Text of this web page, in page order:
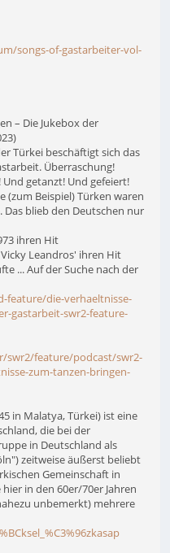
songs-of-gastarbeiter-vol-
– Die Jukebox der
Türkei beschäftigt sich das
Überraschung!
getanzt! Und gefeiert!
Beispiel) Türken waren
blieb den Deutschen nur
ihren Hit
Leandros' ihren Hit
... Auf der Suche nach der
die-verhaeltnisse-
gastarbeit-swr2-feature-
swr2/feature/podcast/swr2-
zum-tanzen-bringen-
in Malatya, Türkei) ist eine
die bei der
in Deutschland als
zeitweise äußerst beliebt
Gemeinschaft in
in den 60er/70er Jahren
unbemerkt) mehrere